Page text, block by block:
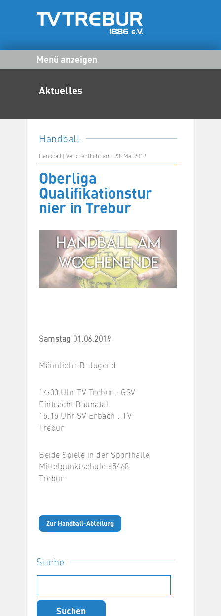
Menü anzeigen
Aktuelles
Handball
Handball | Veröffentlicht am: 23. Mai 2019
Oberliga
Qualifikationstur
nier in Trebur
Samstag 01.06.2019
Männliche B-Jugend
14:00 Uhr TV Trebur : GSV
Eintracht Baunatal
15:15 Uhr SV Erbach : TV
Trebur
Beide Spiele in der Sporthalle
Mittelpunktschule 65468
Trebur
Zur Handball-Abteilung
Suche
nach: